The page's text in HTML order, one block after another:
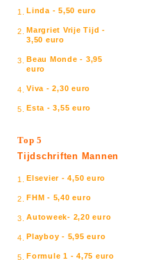
1. Linda - 5,50 euro
2. Margriet Vrije Tijd -
3,50 euro
3. Beau Monde - 3,95
euro
4. Viva - 2,30 euro
5. Esta - 3,55 euro
Top 5
Tijdschriften Mannen
1. Elsevier - 4,50 euro
2. FHM - 5,40 euro
3. Autoweek- 2,20 euro
4. Playboy - 5,95 euro
5. Formule 1 - 4,75 euro